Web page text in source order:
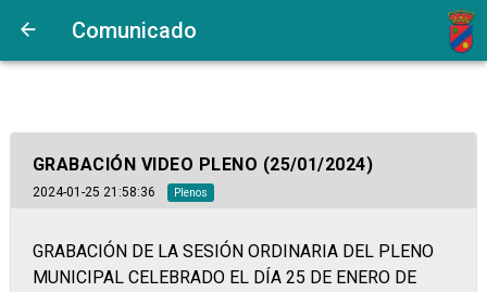
Comunicado
GRABACIÓN VIDEO PLENO (25/01/2024)
2024-01-25 21:58:36 Plenos
GRABACIÓN DE LA SESIÓN ORDINARIA DEL PLENO
MUNICIPAL CELEBRADO EL DÍA 25 DE ENERO DE